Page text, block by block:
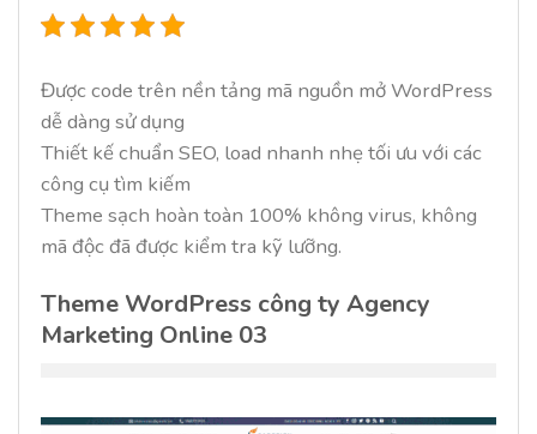
Được code trên nền tảng mã nguồn mở WordPress
dễ dàng sử dụng
Thiết kế chuẩn SEO, load nhanh nhẹ tối ưu với các
công cụ tìm kiếm
Theme sạch hoàn toàn 100% không virus, không
mã độc đã được kiểm tra kỹ lưỡng.
Theme WordPress công ty Agency
Marketing Online 03